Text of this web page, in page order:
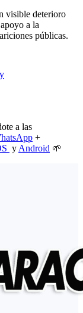
visible deterioro
a la
públicas.
a las
+
y Android 🌱